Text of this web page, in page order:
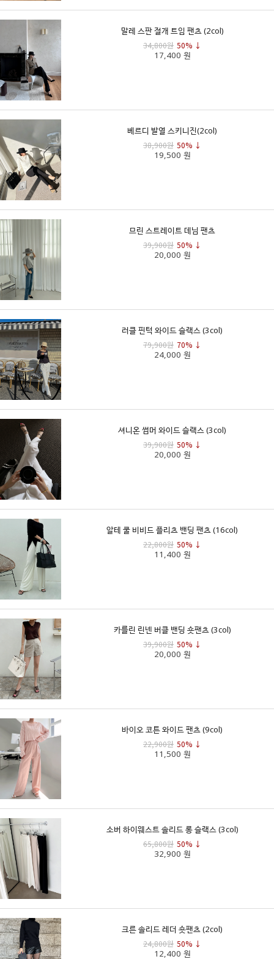
말레 스판 절개 트임 팬츠 (2col)
34,800원 50% ↓
17,400 원
베르디 발열 스키니진(2col)
38,900원 50% ↓
19,500 원
므린 스트레이트 데님 팬츠
39,900원 50% ↓
20,000 원
러클 핀턱 와이드 슬랙스 (3col)
79,900원 70% ↓
24,000 원
셔니온 썸머 와이드 슬랙스 (3col)
39,900원 50% ↓
20,000 원
알테 쿨 비비드 플리츠 밴딩 팬츠 (16col)
22,800원 50% ↓
11,400 원
카를린 린넨 버클 밴딩 숏팬츠 (3col)
39,900원 50% ↓
20,000 원
바이오 코튼 와이드 팬츠 (9col)
22,900원 50% ↓
11,500 원
소버 하이웨스트 솔리드 롱 슬랙스 (3col)
65,800원 50% ↓
32,900 원
크른 솔리드 레더 숏팬츠 (2col)
24,800원 50% ↓
12,400 원